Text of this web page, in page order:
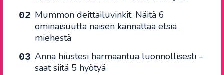
Mummon deittailuvinkit: Näitä 6
ominaisuutta naisen kannattaa etsiä
miehestä
Anna hiustesi harmaantua luonnollisesti –
saat siitä 5 hyötyä